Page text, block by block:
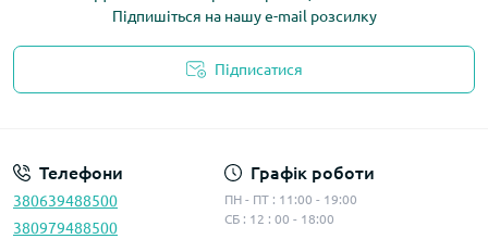
Підпишіться на нашу e-mail розсилку
Підписатися
Телефони
380639488500
380979488500
Графік роботи
ПН - ПТ : 11:00 - 19:00
СБ : 12 : 00 - 18:00